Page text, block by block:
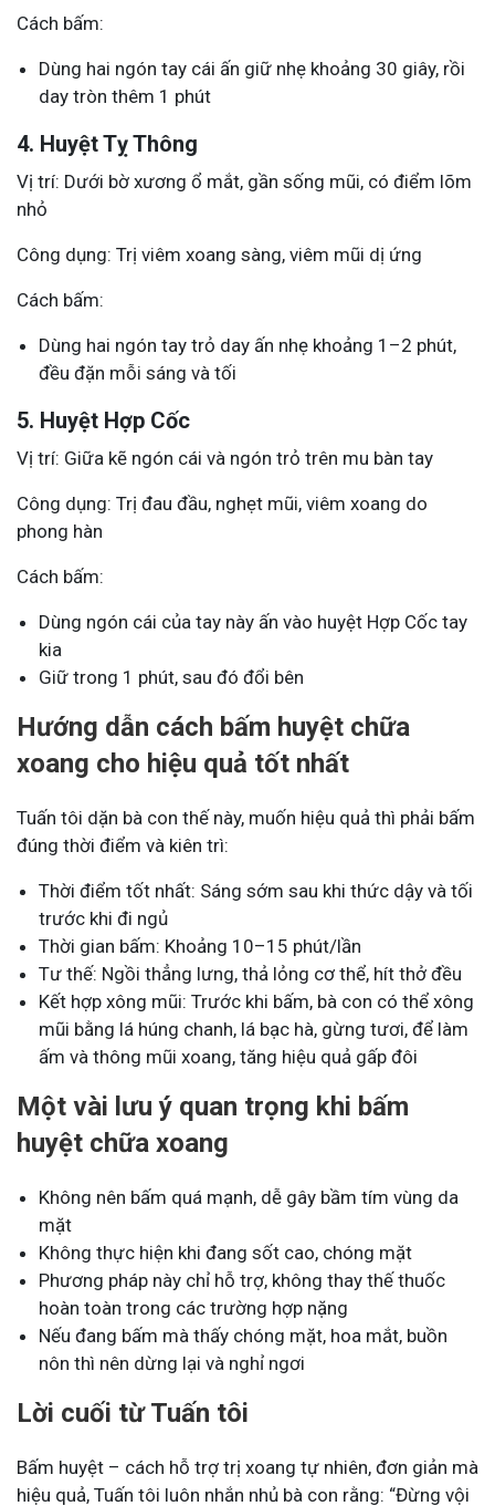
Cách bấm:
Dùng hai ngón tay cái ấn giữ nhẹ khoảng 30 giây, rồi
day tròn thêm 1 phút
4. Huyệt Tỵ Thông
Vị trí: Dưới bờ xương ổ mắt, gần sống mũi, có điểm lõm
nhỏ
Công dụng: Trị viêm xoang sàng, viêm mũi dị ứng
Cách bấm:
Dùng hai ngón tay trỏ day ấn nhẹ khoảng 1–2 phút,
đều đặn mỗi sáng và tối
5. Huyệt Hợp Cốc
Vị trí: Giữa kẽ ngón cái và ngón trỏ trên mu bàn tay
Công dụng: Trị đau đầu, nghẹt mũi, viêm xoang do
phong hàn
Cách bấm:
Dùng ngón cái của tay này ấn vào huyệt Hợp Cốc tay
kia
Giữ trong 1 phút, sau đó đổi bên
Hướng dẫn cách bấm huyệt chữa
xoang cho hiệu quả tốt nhất
Tuấn tôi dặn bà con thế này, muốn hiệu quả thì phải bấm
đúng thời điểm và kiên trì:
Thời điểm tốt nhất: Sáng sớm sau khi thức dậy và tối
trước khi đi ngủ
Thời gian bấm: Khoảng 10–15 phút/lần
Tư thế: Ngồi thẳng lưng, thả lỏng cơ thể, hít thở đều
Kết hợp xông mũi: Trước khi bấm, bà con có thể xông
mũi bằng lá húng chanh, lá bạc hà, gừng tươi, để làm
ấm và thông mũi xoang, tăng hiệu quả gấp đôi
Một vài lưu ý quan trọng khi bấm
huyệt chữa xoang
Không nên bấm quá mạnh, dễ gây bầm tím vùng da
mặt
Không thực hiện khi đang sốt cao, chóng mặt
Phương pháp này chỉ hỗ trợ, không thay thế thuốc
hoàn toàn trong các trường hợp nặng
Nếu đang bấm mà thấy chóng mặt, hoa mắt, buồn
nôn thì nên dừng lại và nghỉ ngơi
Lời cuối từ Tuấn tôi
Bấm huyệt – cách hỗ trợ trị xoang tự nhiên, đơn giản mà
hiệu quả, Tuấn tôi luôn nhắn nhủ bà con rằng: “Đừng vội